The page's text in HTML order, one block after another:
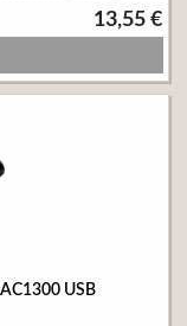
13,55 €
USB